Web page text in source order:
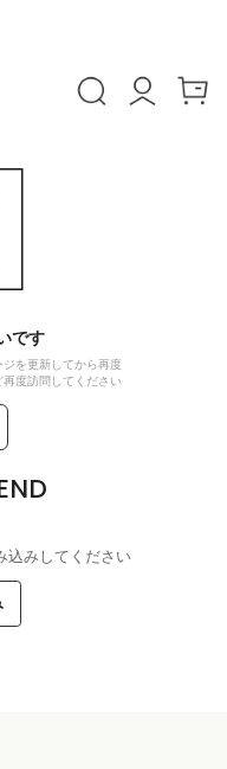
です
を更新してから再度
度訪問してください
込みしてください